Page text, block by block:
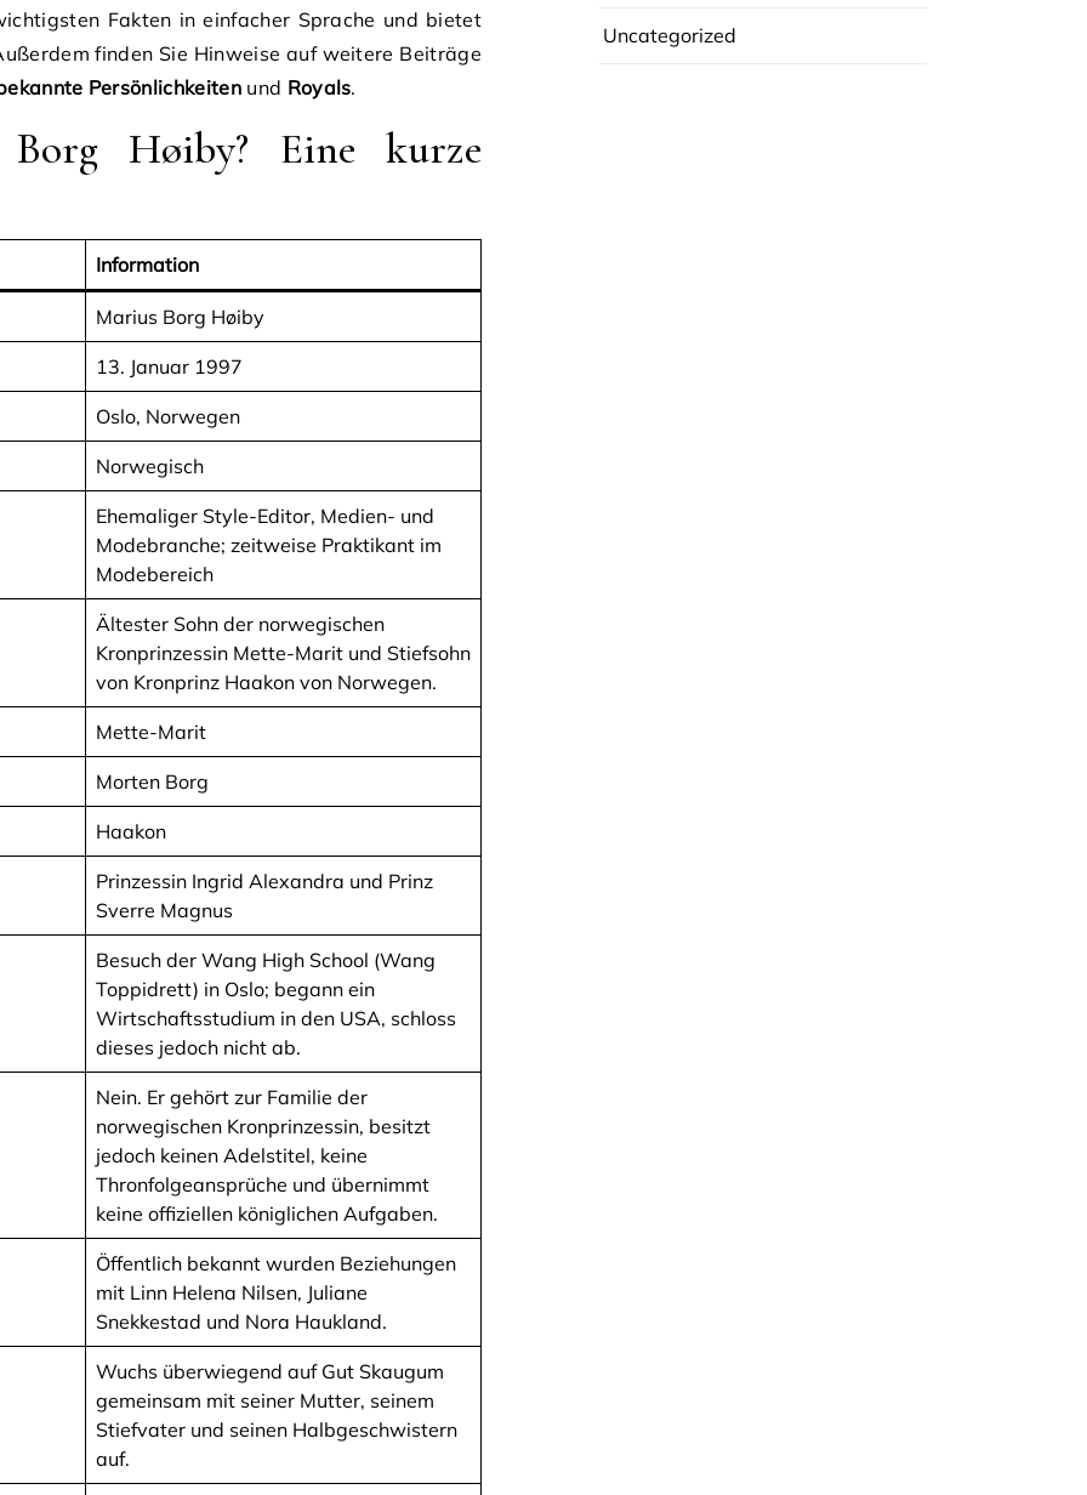
Fakten in einfacher Sprache und bietet
finden Sie Hinweise auf weitere Beiträge
Persönlichkeitenund Royals.
Høiby? Eine kurze
Information
Marius Borg Høiby
13. Januar 1997
Oslo, Norwegen
Norwegisch
Ehemaliger Style-Editor, Medien- und
Modebranche; zeitweise Praktikant im
Modebereich
Ältester Sohn der norwegischen
Kronprinzessin Mette-Marit und Stiefsohn
von Kronprinz Haakon von Norwegen.
Mette-Marit
Morten Borg
Haakon
Prinzessin Ingrid Alexandra und Prinz
Sverre Magnus
Besuch der Wang High School (Wang
Toppidrett) in Oslo; begann ein
Wirtschaftsstudium in den USA, schloss
dieses jedoch nicht ab.
Nein. Er gehört zur Familie der
norwegischen Kronprinzessin, besitzt
jedoch keinen Adelstitel, keine
Thronfolgeansprüche und übernimmt
keine offiziellen königlichen Aufgaben.
Öffentlich bekannt wurden Beziehungen
mit Linn Helena Nilsen, Juliane
Snekkestad und Nora Haukland.
Wuchs überwiegend auf Gut Skaugum
gemeinsam mit seiner Mutter, seinem
Stiefvater und seinen Halbgeschwistern
auf.
Uncategorized